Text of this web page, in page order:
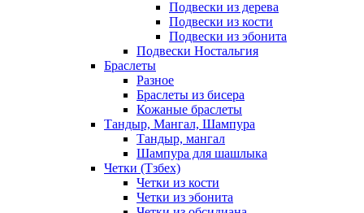
Подвески из дерева
Подвески из кости
Подвески из эбонита
Подвески Ностальгия
Браслеты
Разное
Браслеты из бисера
Кожаные браслеты
Тандыр, Мангал, Шампура
Тандыр, мангал
Шампура для шашлыка
Четки (Тзбех)
Четки из кости
Четки из эбонита